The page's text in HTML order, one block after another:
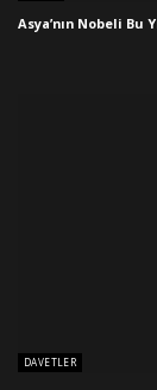
Asya’nın Nobeli Bu
DAVETLER